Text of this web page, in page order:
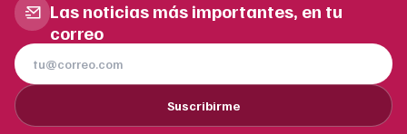
Las noticias más importantes, en tu
correo
Suscribirme